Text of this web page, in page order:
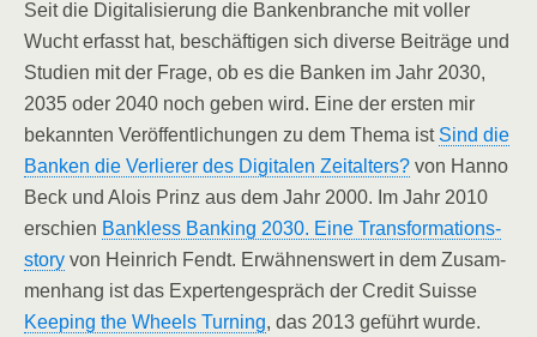
Seit die Digi­ta­li­sie­rung die Ban­ken­bran­che mit vol­ler
Wucht erfasst hat, beschäf­ti­gen sich diver­se Bei­trä­ge und
Stu­di­en mit der Fra­ge, ob es die Ban­ken im Jahr 2030,
2035 oder 2040 noch geben wird. Eine der ers­ten mir
bekann­ten Ver­öf­fent­li­chun­gen zu dem The­ma ist Sind die
Ban­ken die Ver­lie­rer des Digi­ta­len Zeit­al­ters? von Han­no
Beck und Alo­is Prinz aus dem Jahr 2000. Im Jahr 2010
erschien Bank­less Ban­king 2030. Eine Trans­for­ma­ti­ons­
sto­ry von Hein­rich Fendt. Erwäh­nens­wert in dem Zusam­
men­hang ist das Exper­ten­ge­spräch der Cre­dit Suis­se
Kee­ping the Wheels Tur­ning, das 2013 geführt wurde.